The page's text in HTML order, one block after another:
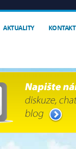
AKTUALITY KONTAKT